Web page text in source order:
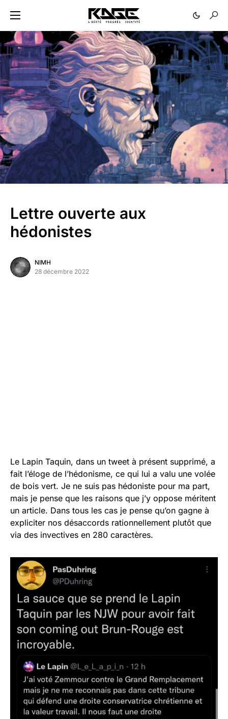
Lettre ouverte aux
hédonistes
NIMH
28 décembre 2022
Le Lapin Taquin, dans un tweet à présent supprimé, a
fait l’éloge de l’hédonisme, ce qui lui a valu une volée
de bois vert. Je ne suis pas hédoniste pour ma part,
mais je pense que les raisons que j’y oppose méritent
un article. Dans tous les cas je pense qu’on gagne à
expliciter nos désaccords rationnellement plutôt que
via des invectives en 280 caractères.